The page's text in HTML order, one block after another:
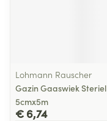
Lohmann Rauscher
Gazin Gaaswiek Steriel
5cmx5m
€ 6,74